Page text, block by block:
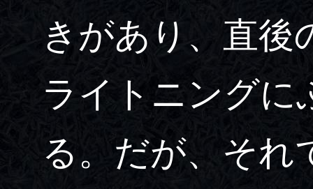
きがあり、直後
ライトニングに
る。だが、それ